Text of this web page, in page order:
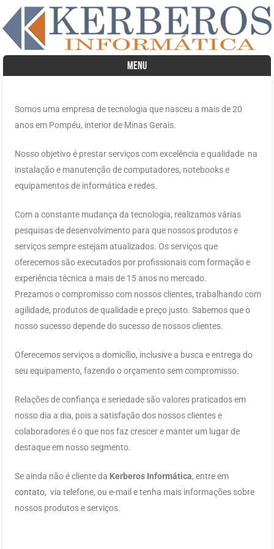
MENU
Somos uma empresa de tecnologia que nasceu a mais de 20
anos em Pompéu, interior de Minas Gerais.
Nosso objetivo é prestar serviços com excelência e qualidade na
instalação e manutenção de computadores, notebooks e
equipamentos de informática e redes.
Com a constante mudança da tecnologia, realizamos várias
pesquisas de desenvolvimento para que nossos produtos e
serviços sempre estejam atualizados. Os serviços que
oferecemos são executados por profissionais com formação e
experiência técnica a mais de 15 anos no mercado.
Prezamos o compromisso com nossos clientes, trabalhando com
agilidade, produtos de qualidade e preço justo. Sabemos que o
nosso sucesso depende do sucesso de nossos clientes.
Oferecemos serviços a domicílio, inclusive a busca e entrega do
seu equipamento, fazendo o orçamento sem compromisso.
Relações de confiança e seriedade são valores praticados em
nosso dia a dia, pois a satisfação dos nossos clientes e
colaboradores é o que nos faz crescer e manter um lugar de
destaque em nosso segmento.
Se ainda não é cliente da Kerberos Informática, entre em
contato, via telefone, ou e-mail e tenha mais informações sobre
nossos produtos e serviços.